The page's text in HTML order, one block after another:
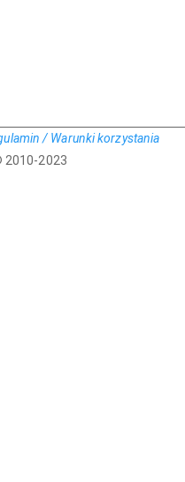
/ Warunki korzystania
2023